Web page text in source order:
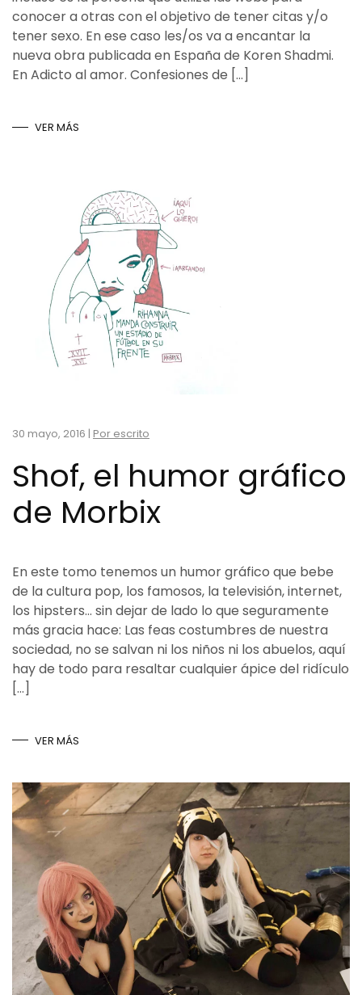
conocer a otras con el objetivo de tener citas y/o
tener sexo. En ese caso les/os va a encantar la
nueva obra publicada en España de Koren Shadmi.
En Adicto al amor. Confesiones de […]
VER MÁS
30 mayo, 2016 | Por escrito
Shof, el humor gráfico
de Morbix
En este tomo tenemos un humor gráfico que bebe
de la cultura pop, los famosos, la televisión, internet,
los hipsters… sin dejar de lado lo que seguramente
más gracia hace: Las feas costumbres de nuestra
sociedad, no se salvan ni los niños ni los abuelos, aquí
hay de todo para resaltar cualquier ápice del ridículo
[…]
VER MÁS